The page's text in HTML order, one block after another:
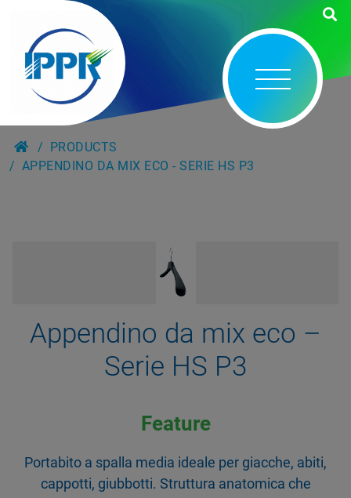
PRODUCTS
APPENDINO DA MIX ECO - SERIE HS P3
Appendino da mix eco –
Serie HS P3
Feature
Portabito a spalla media ideale per giacche, abiti,
cappotti, giubbotti. Struttura anatomica che